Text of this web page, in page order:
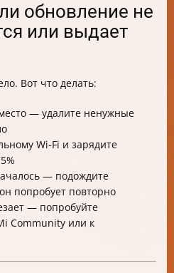
обновление не
или выдает
Вот что делать:
— удалите ненужные
Wi-Fi и зарядите
— подождите
попробует повторно
— попробуйте
Community или к